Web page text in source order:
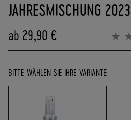
8
0
0
P
O
der
Bildergalerie
springen
JAHRESMISCHUNG
ab 29,90 €
BITTE WÄHLEN SIE IHRE VARIANTE